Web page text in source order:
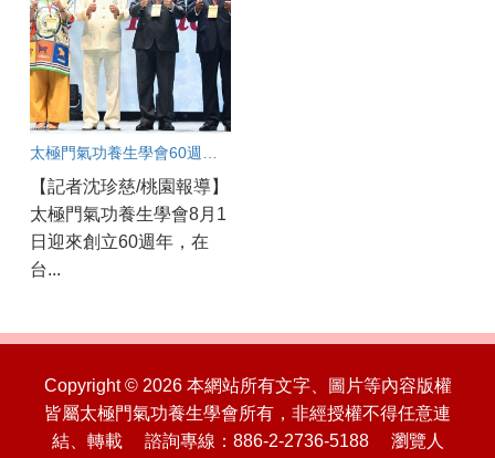
【記者沈珍慈/桃園報導】
太極門氣功養生學會8月1
日迎來創立60週年，在
台...
Copyright © 2026 本網站所有文字、圖片等內容版權
皆屬太極門氣功養生學會所有，非經授權不得任意連
結、轉載 諮詢專線：886-2-2736-5188 瀏覽人